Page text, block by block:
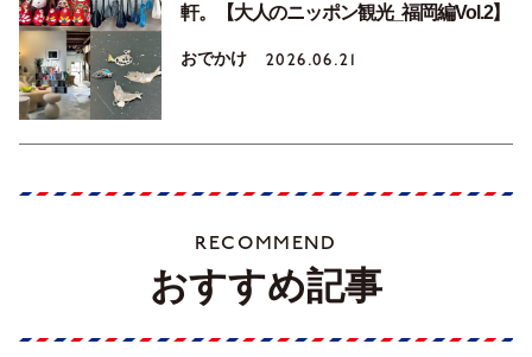
軒。【大人のニッポン観光_福岡編Vol.2】
おでかけ 2026.06.21
RECOMMEND
おすすめ記事